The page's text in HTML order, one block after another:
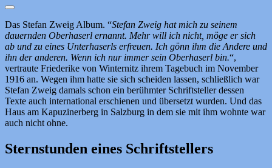
Das Stefan Zweig Album. “Stefan Zweig hat mich zu seinem
dauernden Oberhaserl ernannt. Mehr will ich nicht, möge er sich
ab und zu eines Unterhaserls erfreuen. Ich gönn ihm die Andere und
ihn der anderen. Wenn ich nur immer sein Oberhaserl bin.“,
vertraute Friederike von Winternitz ihrem Tagebuch im November
1916 an. Wegen ihm hatte sie sich scheiden lassen, schließlich war
Stefan Zweig damals schon ein berühmter Schriftsteller dessen
Texte auch international erschienen und übersetzt wurden. Und das
Haus am Kapuzinerberg in Salzburg in dem sie mit ihm wohnte war
auch nicht ohne.
Sternstunden eines Schriftstellers